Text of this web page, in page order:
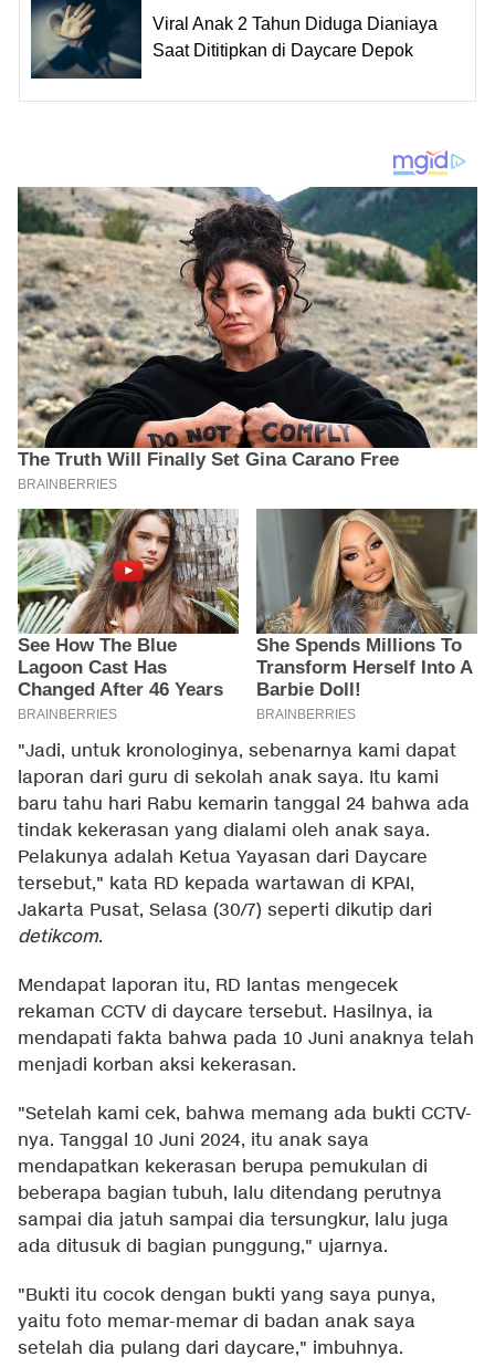
Viral Anak 2 Tahun Diduga Dianiaya
Saat Dititipkan di Daycare Depok
"Jadi, untuk kronologinya, sebenarnya kami dapat
laporan dari guru di sekolah anak saya. Itu kami
baru tahu hari Rabu kemarin tanggal 24 bahwa ada
tindak kekerasan yang dialami oleh anak saya.
Pelakunya adalah Ketua Yayasan dari Daycare
tersebut," kata RD kepada wartawan di KPAI,
Jakarta Pusat, Selasa (30/7) seperti dikutip dari
detikcom.
Mendapat laporan itu, RD lantas mengecek
rekaman CCTV di daycare tersebut. Hasilnya, ia
mendapati fakta bahwa pada 10 Juni anaknya telah
menjadi korban aksi kekerasan.
"Setelah kami cek, bahwa memang ada bukti CCTV-
nya. Tanggal 10 Juni 2024, itu anak saya
mendapatkan kekerasan berupa pemukulan di
beberapa bagian tubuh, lalu ditendang perutnya
sampai dia jatuh sampai dia tersungkur, lalu juga
ada ditusuk di bagian punggung," ujarnya.
"Bukti itu cocok dengan bukti yang saya punya,
yaitu foto memar-memar di badan anak saya
setelah dia pulang dari daycare," imbuhnya.